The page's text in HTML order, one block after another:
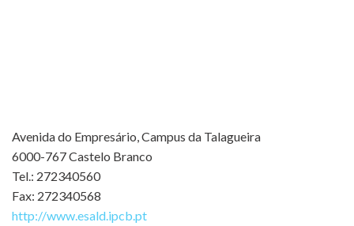
Avenida do Empresário, Campus da Talagueira
6000-767 Castelo Branco
Tel.: 272340560
Fax: 272340568
http://www.esald.ipcb.pt